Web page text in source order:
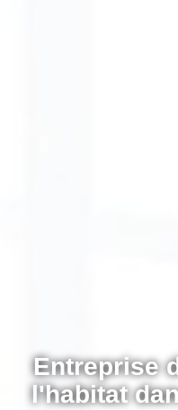
Entreprise
l'habitat